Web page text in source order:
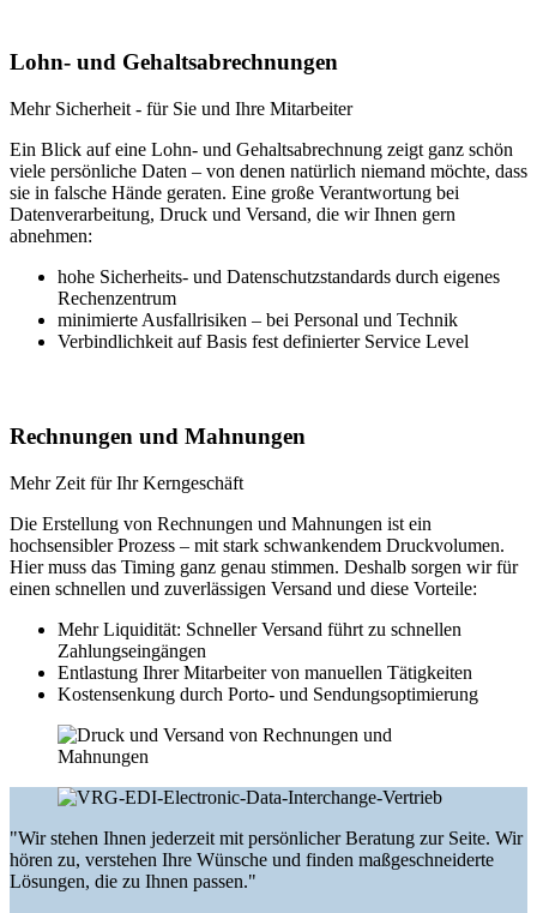
Lohn- und Gehaltsabrechnungen
Mehr Sicherheit - für Sie und Ihre Mitarbeiter
Ein Blick auf eine Lohn- und Gehaltsabrechnung zeigt ganz schön
viele persönliche Daten – von denen natürlich niemand möchte, dass
sie in falsche Hände geraten. Eine große Verantwortung bei
Datenverarbeitung, Druck und Versand, die wir Ihnen gern
abnehmen:
hohe Sicherheits- und Datenschutzstandards durch eigenes
Rechenzentrum
minimierte Ausfallrisiken – bei Personal und Technik
Verbindlichkeit auf Basis fest definierter Service Level
Rechnungen und Mahnungen
Mehr Zeit für Ihr Kerngeschäft
Die Erstellung von Rechnungen und Mahnungen ist ein
hochsensibler Prozess – mit stark schwankendem Druckvolumen.
Hier muss das Timing ganz genau stimmen. Deshalb sorgen wir für
einen schnellen und zuverlässigen Versand und diese Vorteile:
Mehr Liquidität: Schneller Versand führt zu schnellen
Zahlungseingängen
Entlastung Ihrer Mitarbeiter von manuellen Tätigkeiten
Kostensenkung durch Porto- und Sendungsoptimierung
"Wir stehen Ihnen jederzeit mit persönlicher Beratung zur Seite. Wir
hören zu, verstehen Ihre Wünsche und finden maßgeschneiderte
Lösungen, die zu Ihnen passen."